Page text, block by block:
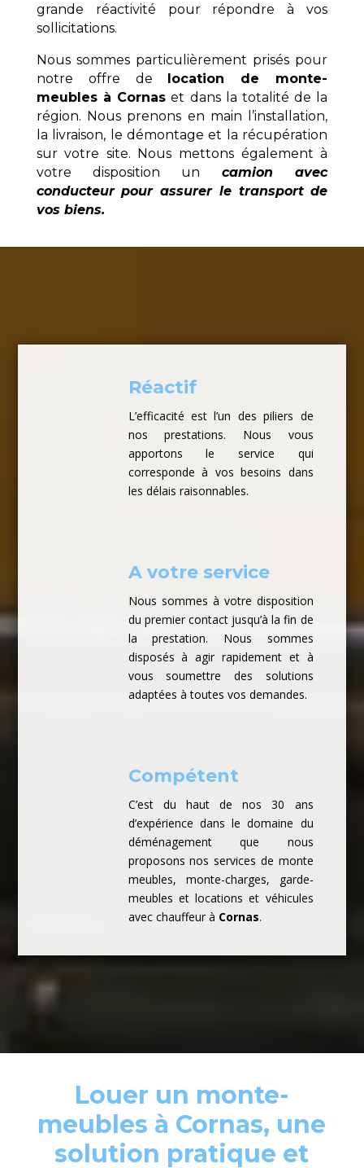
grande réactivité pour répondre à vos
sollicitations.
Nous sommes particulièrement prisés pour
notre offre de
location de monte-
meubles à Cornas et dans la totalité de la
région. Nous prenons en main l’installation,
la livraison, le démontage et la récupération
sur votre site. Nous mettons également à
votre disposition un camion avec
conducteur pour assurer le transport de
vos biens.
Réactif
L’efficacité est l’un des piliers de
nos prestations. Nous vous
apportons le service qui
corresponde à vos besoins dans
les délais raisonnables.
A votre service
Nous sommes à votre disposition
du premier contact jusqu’à la fin de
la prestation. Nous sommes
disposés à agir rapidement et à
vous soumettre des solutions
adaptées à toutes vos demandes.
Compétent
C’est du haut de nos 30 ans
d’expérience dans le domaine du
déménagement que nous
proposons nos services de monte
meubles, monte-charges, garde-
meubles et locations et véhicules
avec chauffeur à Cornas.
Louer un monte-
meubles à Cornas, une
solution pratique et